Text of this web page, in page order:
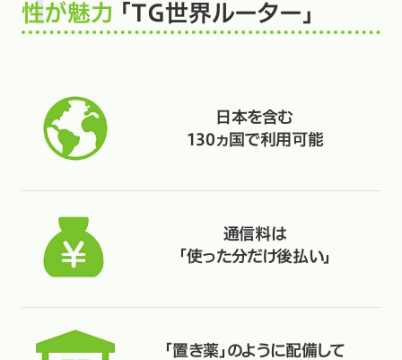
性が魅力 「TG世界ルーター」
日本を含む
130ヵ国で利用可能
通信料は
「使った分だけ後払い」
「置き薬」のように配備して